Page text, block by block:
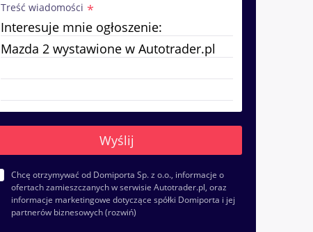
Treść wiadomości
Chcę otrzymywać od Domiporta Sp. z o.o., informacje o
ofertach zamieszczanych w serwisie Autotrader.pl, oraz
informacje marketingowe dotyczące spółki Domiporta i jej
partnerów biznesowych(rozwiń)